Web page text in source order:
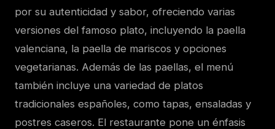
por su autenticidad y sabor, ofreciendo varias
versiones del famoso plato, incluyendo la paella
valenciana, la paella de mariscos y opciones
vegetarianas. Además de las paellas, el menú
también incluye una variedad de platos
tradicionales españoles, como tapas, ensaladas y
postres caseros. El restaurante pone un énfasis